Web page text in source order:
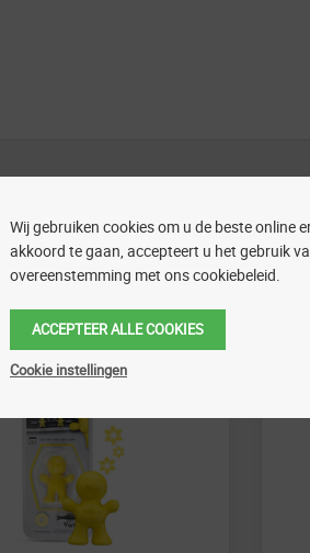
Wij gebruiken cookies om u de beste online
akkoord te gaan, accepteert u het gebruik
overeenstemming met ons cookiebeleid.
ACCEPTEER ALLE COOKIES
Cookie instellingen